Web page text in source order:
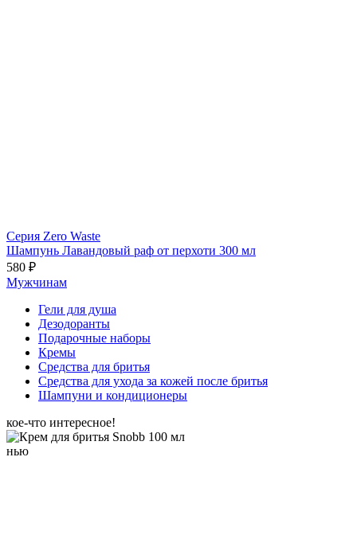
Серия Zero Waste
Шампунь Лавандовый раф от перхоти 300 мл
580 ₽
Мужчинам
Гели для душа
Дезодоранты
Подарочные наборы
Кремы
Средства для бритья
Средства для ухода за кожей после бритья
Шампуни и кондиционеры
кое-что интересное!
нью